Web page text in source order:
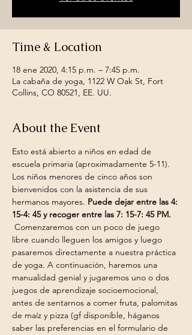
Time & Location
18 ene 2020, 4:15 p.m. – 7:45 p.m.
La cabaña de yoga, 1122 W Oak St, Fort
Collins, CO 80521, EE. UU.
About the Event
Esto está abierto a niños en edad de
escuela primaria (aproximadamente 5-11).
Los niños menores de cinco años son
bienvenidos con la asistencia de sus
hermanos mayores. Puede dejar entre las 4:
15-4: 45 y recoger entre las 7: 15-7: 45 PM.
libre cuando lleguen los amigos y luego
pasaremos directamente a nuestra práctica
de yoga. A continuación, haremos una
manualidad genial y jugaremos uno o dos
juegos de aprendizaje socioemocional,
antes de sentarnos a comer fruta, palomitas
de maíz y pizza (gf disponible, háganos
saber las preferencias en el formulario de